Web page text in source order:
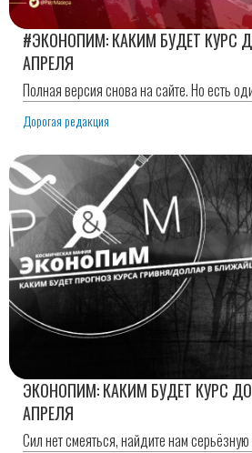
#ЭКОНОПИМ: КАКИМ БУДЕТ КУРС
АПРЕЛЯ
Полная версия снова на сайте. Но есть
Дорогая редакция
ЭКОНОПИМ: КАКИМ БУДЕТ КУРС
АПРЕЛЯ
Сил нет смеяться, найдите нам серьёзную